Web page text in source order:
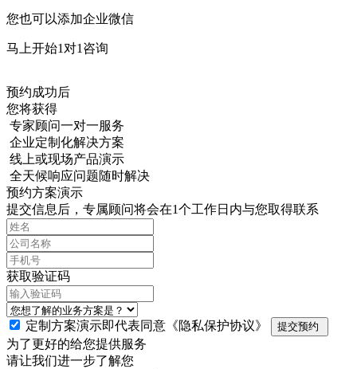
您也可以添加企业微信
马上开始1对1咨询
预约成功后
您将获得
专家顾问一对一服务
企业定制化解决方案
线上或现场产品演示
全天候响应问题随时解决
预约方案演示
提交信息后，专属顾问将会在1个工作日内与您取得联系
获取验证码
定制方案演示即代表同意 《隐私保护协议》 提交预约
为了更好的给您提供服务
请让我们进一步了解您